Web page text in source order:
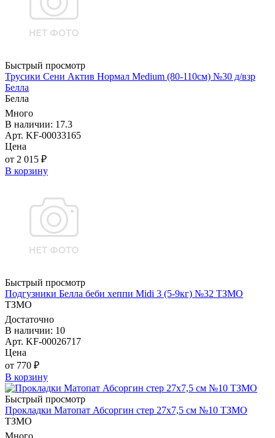
Быстрый просмотр
Трусики Сени Актив Нормал Medium (80-110см) №30 д/взр
Белла
Белла
Много
В наличии: 17.3
Арт. KF-00033165
Цена
от 2 015 ₽
В корзину
Быстрый просмотр
Подгузники Белла беби хеппи Midi 3 (5-9кг) №32 ТЗМО
ТЗМО
Достаточно
В наличии: 10
Арт. KF-00026717
Цена
от 770 ₽
В корзину
Быстрый просмотр
Прокладки Матопат Абсоргин стер 27х7,5 см №10 ТЗМО
ТЗМО